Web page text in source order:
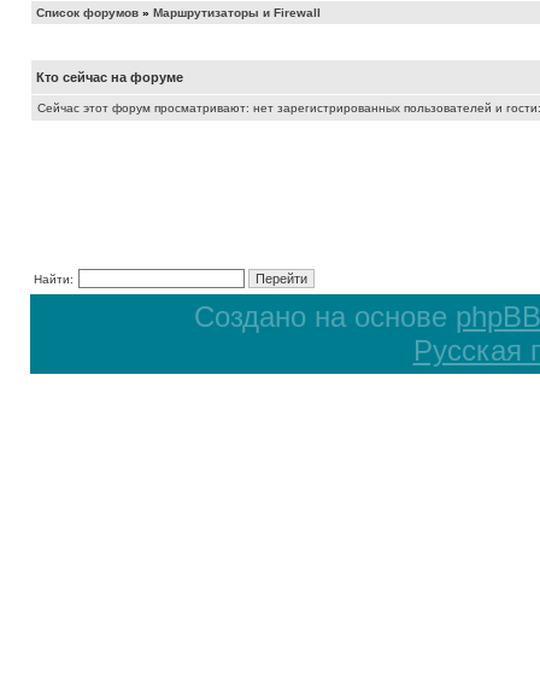
Список форумов » Маршрутизаторы и Firewall
Кто сейчас на форуме
Сейчас этот форум просматривают: нет зарегистрированных пользователей и
Найти:
Создано на основе phpBB
Русская